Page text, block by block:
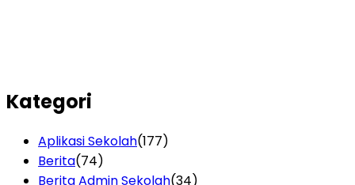
Kategori
Aplikasi Sekolah(177)
Berita(74)
Berita Admin Sekolah(34)